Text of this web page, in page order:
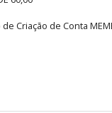
Criação de Conta